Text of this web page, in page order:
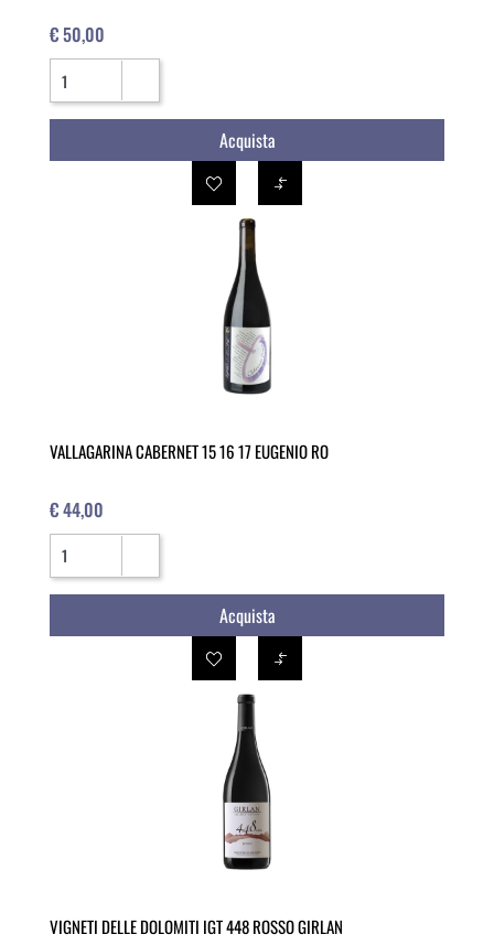
€ 50,00
Quantità
Acquista
VALLAGARINA CABERNET 15 16 17 EUGENIO RO
€ 44,00
Quantità
Acquista
VIGNETI DELLE DOLOMITI IGT 448 ROSSO GIRLAN